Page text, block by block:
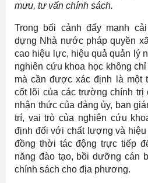
mưu, tư vấn chính sách.
Trong bối cảnh đẩy mạnh
dựng Nhà nước pháp quyền
cao hiệu lực, hiệu quả quản lý
nghiên cứu khoa học không
mà cần được xác định là một
cốt lõi của các trường chính trị
nhận thức của đảng ủy, ban
trí, vai trò của nghiên cứu
định đối với chất lượng và hiệu
đồng thời tác động trực tiếp
năng đào tạo, bồi dưỡng cán
chính sách cho địa phương.